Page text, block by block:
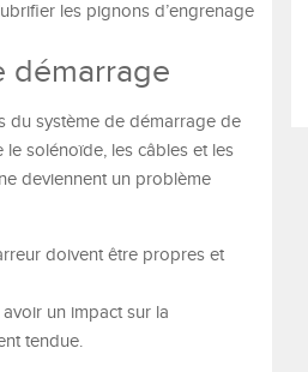
les pignons d’engrenage
démarrage
du système de démarrage de
solénoïde, les câbles et les
deviennent un problème
doivent être propres et
un impact sur la
tendue.